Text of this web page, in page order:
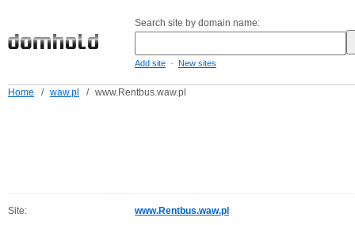
Search site by domain name:
Add site - New sites
Home / waw.pl / www.Rentbus.waw.pl
Site: www.Rentbus.waw.pl